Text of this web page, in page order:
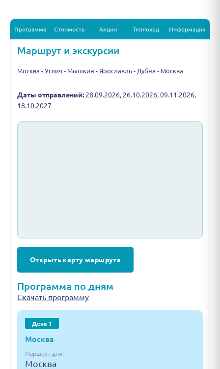
Программа Стоимость Акции Теплоход Информация
Маршрут и экскурсии
Москва - Углич - Мышкин - Ярославль - Дубна - Москва
Даты отправлений: 28.09.2026, 26.10.2026, 09.11.2026,
18.10.2027
Открыть карту маршрута
Программа по дням
Скачать программу
День 1
Москва
Маршрут дня:
Москва